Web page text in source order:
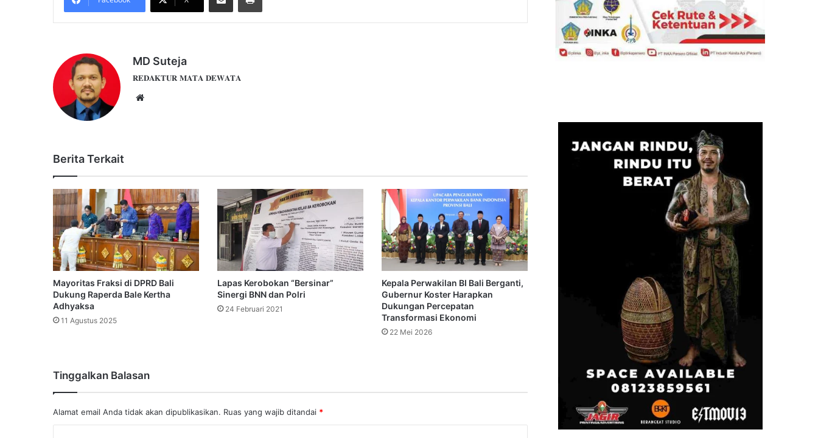
MD Suteja
𝐑𝐄𝐃𝐀𝐊𝐓𝐔𝐑 𝐌𝐀𝐓𝐀 𝐃𝐄𝐖𝐀𝐓𝐀
Berita Terkait
Mayoritas Fraksi di DPRD Bali
Dukung Raperda Bale Kertha
Adhyaksa
11 Agustus 2025
Lapas Kerobokan “Bersinar”
Sinergi BNN dan Polri
24 Februari 2021
Kepala Perwakilan BI Bali Berganti,
Gubernur Koster Harapkan
Dukungan Percepatan
Transformasi Ekonomi
22 Mei 2026
Tinggalkan Balasan
Alamat email Anda tidak akan dipublikasikan. Ruas yang wajib ditandai *